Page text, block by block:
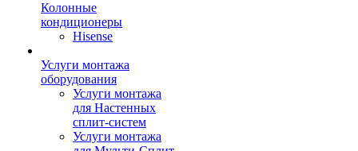
Колонные
кондиционеры
Hisense
Услуги монтажа
оборудования
Услуги монтажа
для Настенных
сплит-систем
Услуги монтажа